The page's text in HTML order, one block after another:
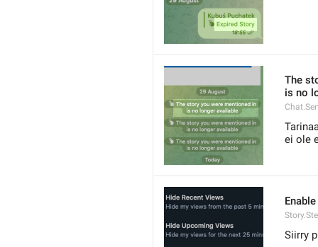
The
is no
ei ole
Siirry